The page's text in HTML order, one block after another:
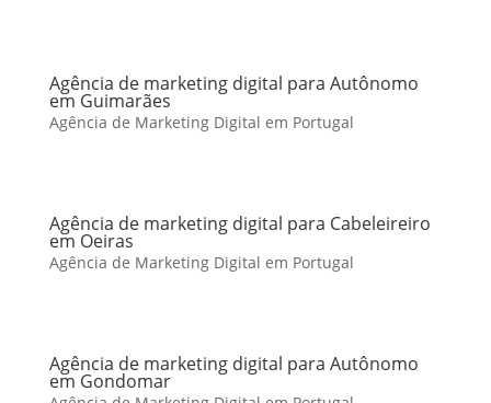
Agência de marketing digital para Autônomo
em Guimarães
Agência de Marketing Digital em Portugal
Agência de marketing digital para Cabeleireiro
em Oeiras
Agência de Marketing Digital em Portugal
Agência de marketing digital para Autônomo
em Gondomar